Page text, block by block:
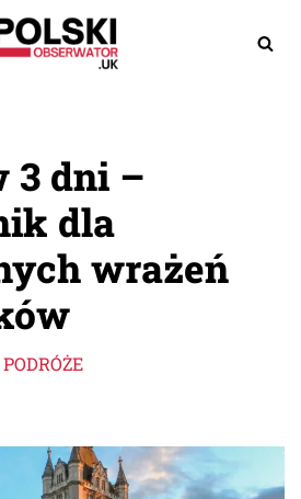
3 dni –
dla
wrażeń
PODRÓŻE